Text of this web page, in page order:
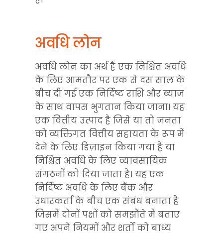
अवधि लोन
अवधि लोन का अर्थ है एक निश्चित अवधि
के लिए आमतौर पर एक से दस साल के
बीच दी गई एक निर्दिष्ट राशि और ब्याज
के साथ वापस भुगतान किया जाना। यह
एक वित्तीय उत्पाद है जिसे या तो जनता
को व्यक्तिगत वित्तीय सहायता के रूप में
देने के लिए डिज़ाइन किया गया है या
निश्चित अवधि के लिए व्यावसायिक
संगठनों को दिया जाता है। यह एक
निर्दिष्ट अवधि के लिए बैंक और
उधारकर्ता के बीच एक संबंध बनाता है
जिसमें दोनों पक्षों को समझौते में बताए
गए अपने नियमों और शर्तों को बाध्य